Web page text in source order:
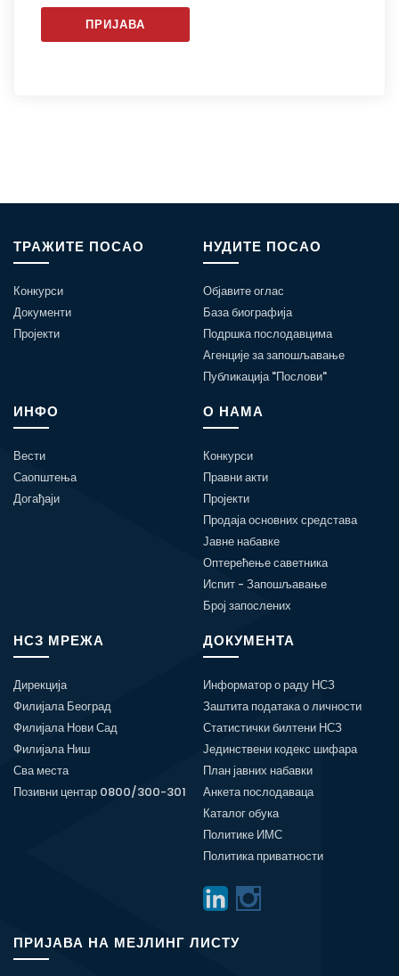
ПРИЈАВА
ТРАЖИТЕ ПОСАО
Конкурси
Документи
Пројекти
НУДИТЕ ПОСАО
Објавите оглас
База биографија
Подршка послодавцима
Агенције за запошљавање
Публикација "Послови"
ИНФО
Вести
Саопштења
Догађаји
О НАМА
Конкурси
Правни акти
Пројекти
Продаја основних средстава
Јавне набавке
Оптерећење саветника
Испит - Запошљавање
Број запослених
НСЗ МРЕЖА
Дирекција
Филијала Београд
Филијала Нови Сад
Филијала Ниш
Сва места
Позивни центар 0800/300-301
ДОКУМЕНТА
Информатор о раду НСЗ
Заштита података о личности
Статистички билтени НСЗ
Јединствени кодекс шифара
План јавних набавки
Анкета послодаваца
Каталог обука
Политике ИМС
Политика приватности
ПРИЈАВА НА МЕЈЛИНГ ЛИСТУ